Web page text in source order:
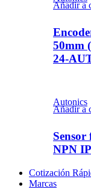
Añadir a
50mm
24-
Autonics
Añadir a
NPN
Cotización
Marcas